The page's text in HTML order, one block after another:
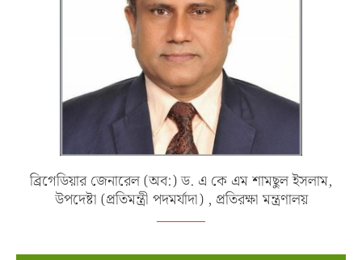
ব্রিগেডিয়ার জেনারেল (অব:) ড. এ কে এম শামছুল ইসলাম,
উপদেষ্টা (প্রতিমন্ত্রী পদমর্যাদা) , প্রতিরক্ষা মন্ত্রণালয়